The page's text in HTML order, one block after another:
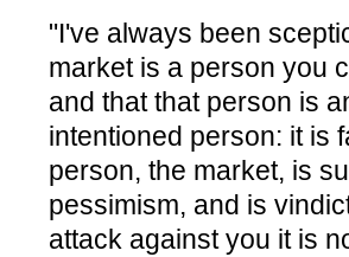
"I've always been
market is a person you
and that that person is
intentioned person: it is
person, the market, is
pessimism, and is
attack against you it is